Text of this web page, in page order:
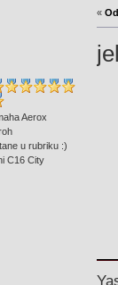
Aerox
u rubriku :)
C16 City
«